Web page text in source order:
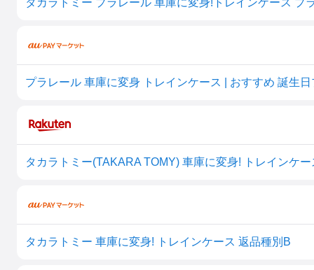
プラレール 車庫に変身 トレインケース | おすすめ 誕生
タカラトミー(TAKARA TOMY) 車庫に変身! トレインケ
タカラトミー 車庫に変身! トレインケース 返品種別B